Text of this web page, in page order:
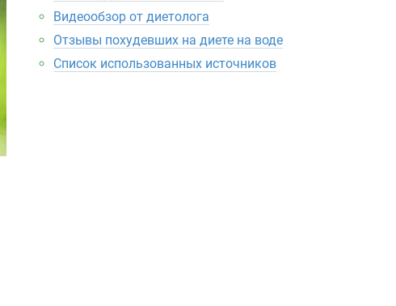
Видеообзор от диетолога
Отзывы похудевших на диете на воде
Список использованных источников